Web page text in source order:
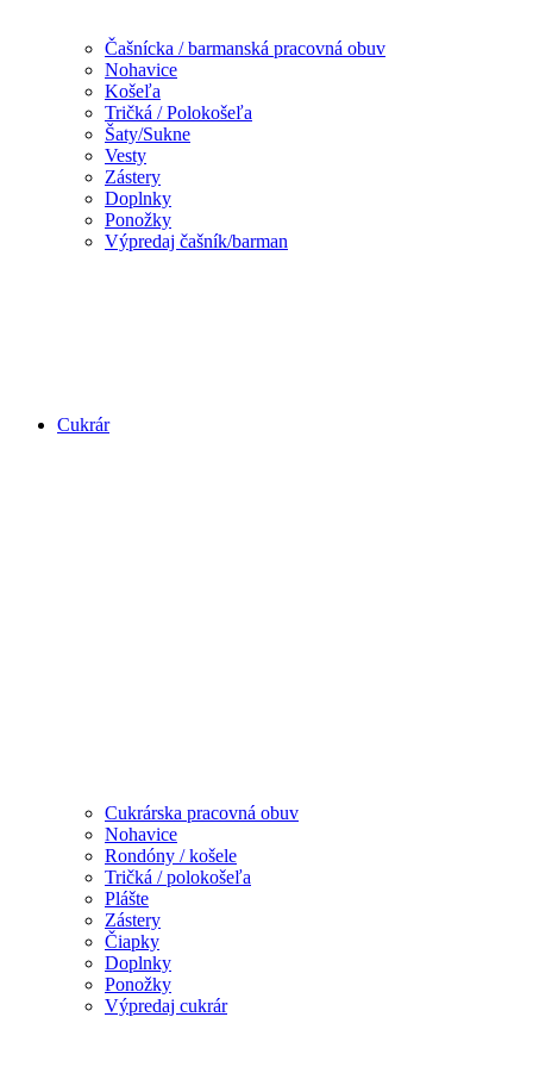
Čašnícka / barmanská pracovná obuv
Nohavice
Košeľa
Tričká / Polokošeľa
Šaty/Sukne
Vesty
Zástery
Doplnky
Ponožky
Výpredaj čašník/barman
Cukrár
Cukrárska pracovná obuv
Nohavice
Rondóny / košele
Tričká / polokošeľa
Plášte
Zástery
Čiapky
Doplnky
Ponožky
Výpredaj cukrár